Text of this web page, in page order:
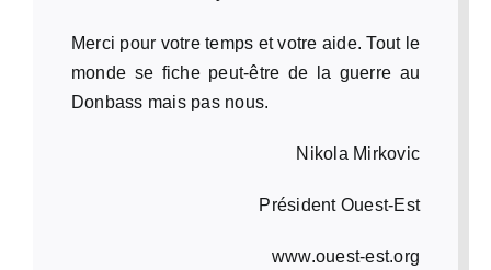
Merci pour votre temps et votre aide. Tout le
monde se fiche peut-être de la guerre au
Donbass mais pas nous.
Nikola Mirkovic
Président Ouest-Est
www.ouest-est.org